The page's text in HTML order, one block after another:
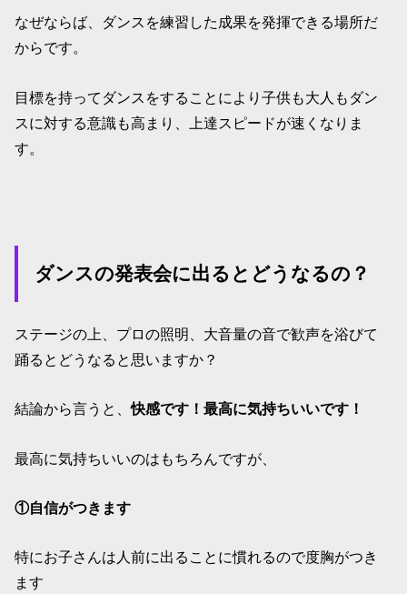
なぜならば、ダンスを練習した成果を発揮できる場所だ
からです。
目標を持ってダンスをすることにより子供も大人もダン
スに対する意識も高まり、上達スピードが速くなりま
す。
ダンスの発表会に出るとどうなるの？
ステージの上、プロの照明、大音量の音で歓声を浴びて
踊るとどうなると思いますか？
結論から言うと、快感です！最高に気持ちいいです！
最高に気持ちいいのはもちろんですが、
①自信がつきます
特にお子さんは人前に出ることに慣れるので度胸がつき
ます